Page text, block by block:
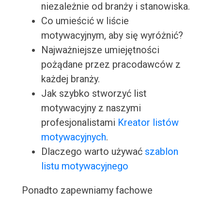
niezależnie od branży i stanowiska.
Co umieścić w liście
motywacyjnym, aby się wyróżnić?
Najważniejsze umiejętności
pożądane przez pracodawców z
każdej branży.
Jak szybko stworzyć list
motywacyjny z naszymi
profesjonalistami Kreator listów
motywacyjnych.
Dlaczego warto używać szablon
listu motywacyjnego
Ponadto zapewniamy fachowe